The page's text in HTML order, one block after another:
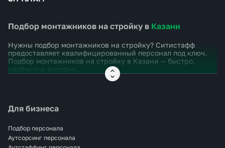
Подбор монтажников на стройку в Казани
Нужны подбор монтажников на стройку? Ситистафф
предоставляет квалифицированный персонал под ключ.
Подбор монтажников на стройку в Казани — быстро,
надёжно и выгодно.
Для бизнеса
Подбор персонала
Аутсорсинг персонала